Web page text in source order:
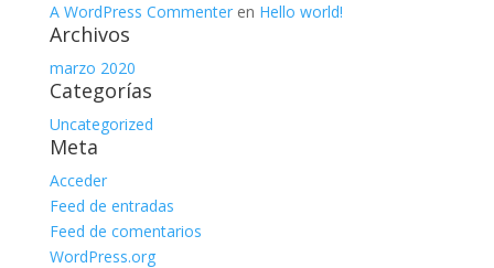
A WordPress Commenteren Hello world!
Archivos
marzo 2020
Categorías
Uncategorized
Meta
Acceder
Feed de entradas
Feed de comentarios
WordPress.org